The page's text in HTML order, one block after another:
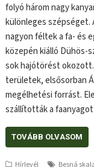
folyó három nagy
különleges
nagyon féltek a fa- és
közepén kiálló Dühös-
sok hajótörést
területek, elsősorban
megélhetési forrást.
szállították a
TOVÁBB OLVASOM
Hírlevél Besná